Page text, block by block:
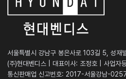
서울특별시 강남구 봉은사로 103길 5, 성재
(주)현대벤디스 | 대표이사: 조정호 | 사업
통신판매업 신고번호: 2017-서울강남-